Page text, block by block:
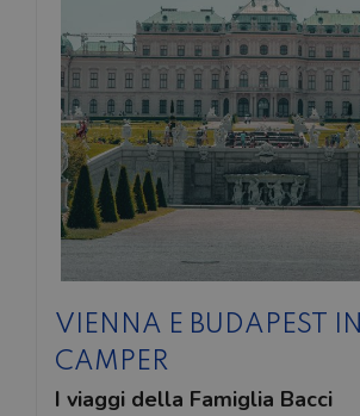
VIENNA E BUDAPEST IN
CAMPER
I viaggi della Famiglia Bacci